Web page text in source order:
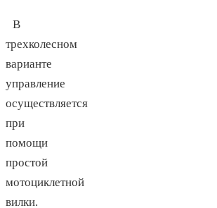
В
трехколесном
варианте
управление
осуществляется
при
помощи
простой
мотоциклетной
вилки.